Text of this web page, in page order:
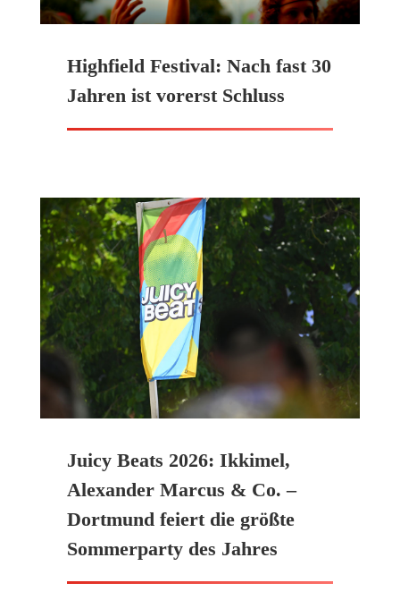
Highfield Festival: Nach fast 30
Jahren ist vorerst Schluss
Juicy Beats 2026: Ikkimel,
Alexander Marcus & Co. –
Dortmund feiert die größte
Sommerparty des Jahres